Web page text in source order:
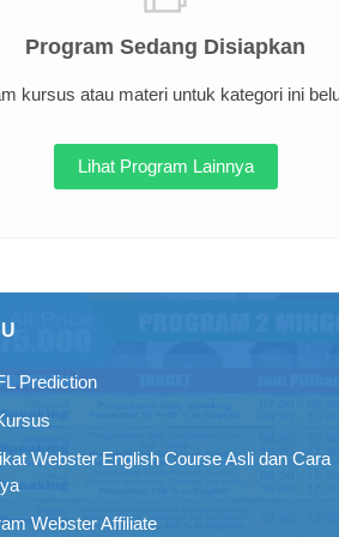
Program Sedang Disiapkan
kursus atau materi untuk kategori ini
Lihat Program Lainnya
Prediction
Webster English Course Asli dan Cara
Webster Affiliate